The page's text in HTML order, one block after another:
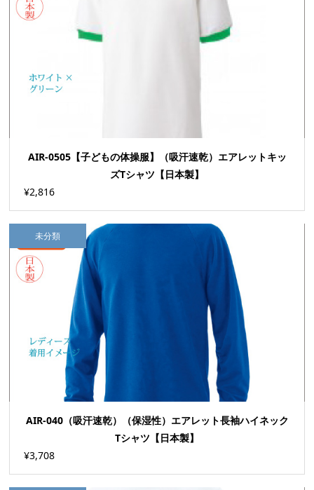
AIR-0505【子どもの体操服】（吸汗速乾）エアレットキッ
ズTシャツ【日本製】
¥2,816
AIR-040（吸汗速乾）（保湿性）エアレット長袖ハイネック
Tシャツ【日本製】
¥3,708
未分類